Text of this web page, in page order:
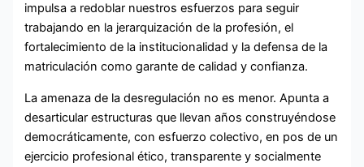
impulsa a redoblar nuestros esfuerzos para seguir
trabajando en la jerarquización de la profesión, el
fortalecimiento de la institucionalidad y la defensa de la
matriculación como garante de calidad y confianza.
La amenaza de la desregulación no es menor. Apunta a
desarticular estructuras que llevan años construyéndose
democráticamente, con esfuerzo colectivo, en pos de un
ejercicio profesional ético, transparente y socialmente